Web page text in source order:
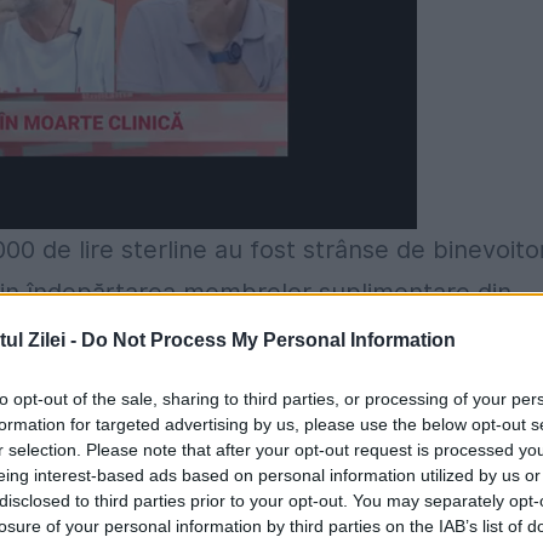
Zilei - Do Not Process My Personal Information
opt-out of the sale, sharing to third parties, or processing of your
for targeted advertising by us, please use the below opt-out
selection. Please note that after your opt-out request is processed
interest-based ads based on personal information utilized by us
to third parties prior to your opt-out. You may separately
of your personal information by third parties on the IAB’s list of
de lire sterline au fost strânse de
îndepărtarea membrelor suplimentare din
cu o coadă de sirenă. Ooperațiunedelicată.
din Disney - a fost adoptat și începe o viață
învață pe oameni cu dizabilități cum să facă
Rescue, care a fost asaltat cu
ei și doreau să o adopte.